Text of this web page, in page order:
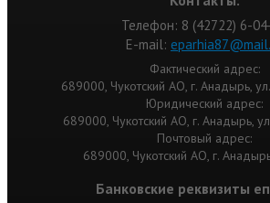
Телефон: 8 (42722) 6-
Е-mail:
Фактический адрес:
689000, Чукотский АО, г. Анадырь,
Юридический адрес:
689000, Чукотский АО, г. Анадырь,
Почтовый адрес:
689000, Чукотский АО, г.
Банковские реквизиты